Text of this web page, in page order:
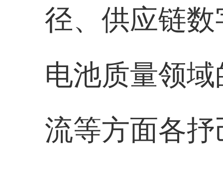
径、供应链
电池质量领
流等方面各